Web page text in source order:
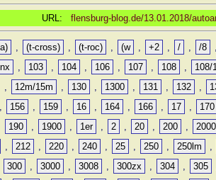
URL: flensburg-blog.de/13.01.2018/
, (t-cross) , (t-roc) , (w , +2 , / , /8 ,
, 103 , 104 , 106 , 107 , 108 , 108/
,
12m/15m , 130 , 1300 , 131 , 132 ,
156 , 159 , 16 , 164 , 166 , 17 , 170
190 , 1900 , 1er , 2 , 20 , 200 , 2000
,
212 , 220 , 240 , 25 , 250 , 250lm ,
300 , 3000 , 3008 , 300zx , 304 , 305